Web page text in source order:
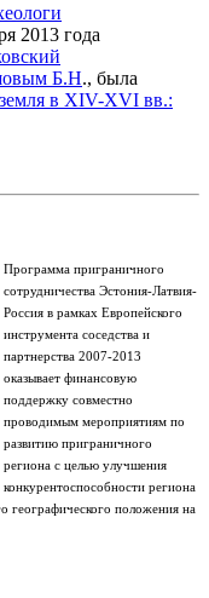
2013 года
Б.Н., была
в XIV-XVI вв.:
Программа приграничного
сотрудничества Эстония-Латвия-
Россия в рамках Европейского
инструмента соседства и
партнерства 2007-2013
оказывает финансовую
поддержку совместно
проводимым мероприятиям по
развитию приграничного
региона с целью улучшения
конкурентоспособности региона
географического положения на